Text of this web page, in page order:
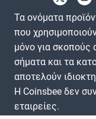
Τα ονόματα
που
μόνο για σκοπούς
σήματα και τα
αποτελούν
Η Coinsbee δεν
εταιρείες.